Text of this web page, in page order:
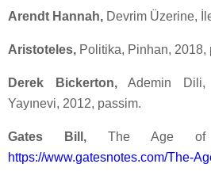
Arendt Hannah, Devrim Üzerine,
Aristoteles, Politika, Pinhan, 2018,
Derek Bickerton,Ademin Dili,
Yayınevi, 2012, passim.
Gates Bill, The Age of
https://www.gatesnotes.com/The-